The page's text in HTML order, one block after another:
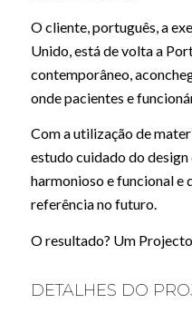
O cliente, português, a
Unido, está de volta a
contemporâneo,
onde pacientes e
Com a utilização de
estudo cuidado do
harmonioso e funcional e
referência no futuro.
O resultado? Um
DETALHES DO